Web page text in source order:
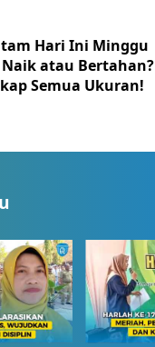
Hari Ini Minggu
Naik atau Bertahan?
Semua Ukuran!